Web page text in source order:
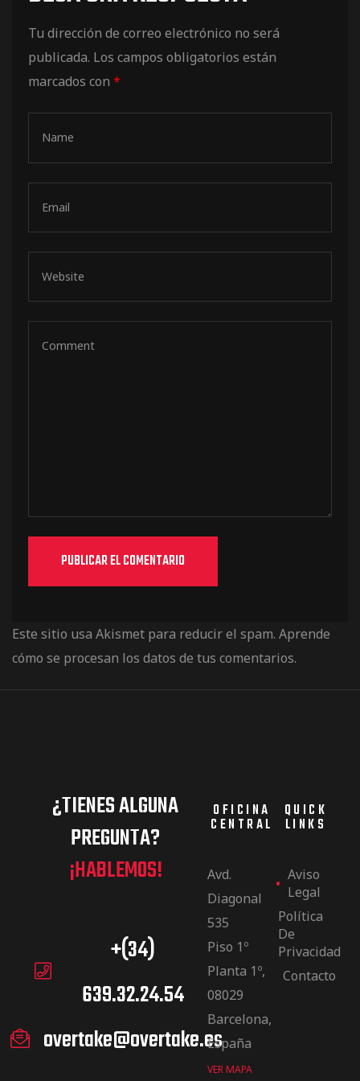
Tu dirección de correo electrónico no será
publicada. Los campos obligatorios están
marcados con *
Este sitio usa Akismet para reducir el spam. Aprende
cómo se procesan los datos de tus comentarios.
¿TIENES ALGUNA
PREGUNTA?
¡HABLEMOS!
+(34)
639.32.24.54
overtake@overtake.es
OFICINA
CENTRAL
Avd.
Diagonal
535
Piso 1º
Planta 1º,
08029
Barcelona,
España
VER MAPA
QUICK
LINKS
Aviso
Legal
Política
De
Privacidad
Contacto